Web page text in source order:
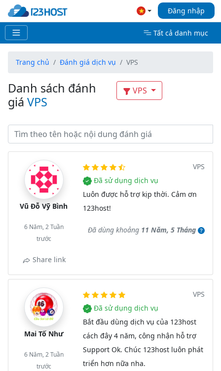
Đăng nhập
Tất cả danh mục
Trang chủ Đánh giá dịch vụ VPS
Danh sách đánh
giá VPS
VPS
Vũ Đỗ Vỹ Bình
6 Năm, 2 Tuần
trước
Share link
VPS
Đã sử dụng dịch vụ
Luôn được hỗ trợ kịp thời. Cảm ơn
123host!
Đã dùng khoảng 11 Năm, 5 Tháng
Mai Tố Như
6 Năm, 2 Tuần
trước
VPS
Đã sử dụng dịch vụ
Bắt đầu dùng dịch vụ của 123host
cách đây 4 năm, công nhận hỗ trợ
Support Ok. Chúc 123host luôn phát
triển hơn nữa nha.